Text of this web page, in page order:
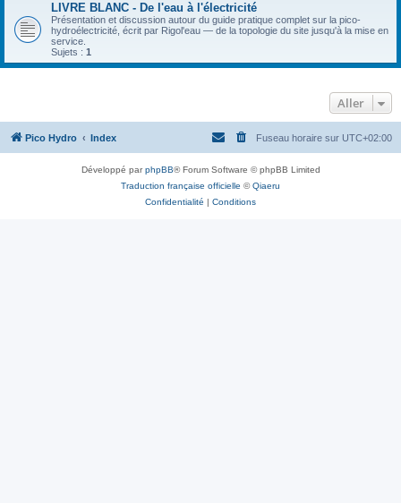
LIVRE BLANC - De l'eau à l'électricité
Présentation et discussion autour du guide pratique complet sur la pico-
hydroélectricité, écrit par Rigol'eau — de la topologie du site jusqu'à la mise en
service.
Sujets : 1
Aller
Pico Hydro Index Fuseau horaire sur UTC+02:00
Développé parphpBB® Forum Software © phpBB Limited
Traduction française officielle ©Qiaeru
Confidentialité | Conditions